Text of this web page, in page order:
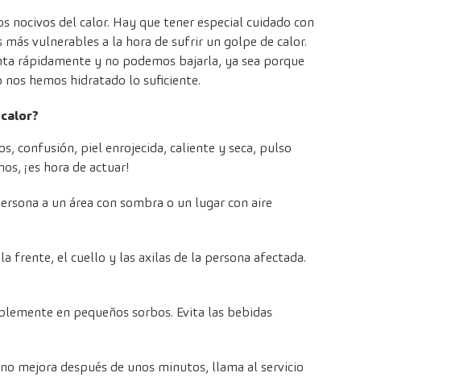
nocivos del calor. Hay que tener especial cuidado con
vulnerables a la hora de sufrir un golpe de calor.
rápidamente y no podemos bajarla, ya sea porque
hemos hidratado lo suficiente.
confusión, piel enrojecida, caliente y seca, pulso
¡es hora de actuar!
a un área con sombra o un lugar con aire
frente, el cuello y las axilas de la persona afectada.
en pequeños sorbos. Evita las bebidas
mejora después de unos minutos, llama al servicio